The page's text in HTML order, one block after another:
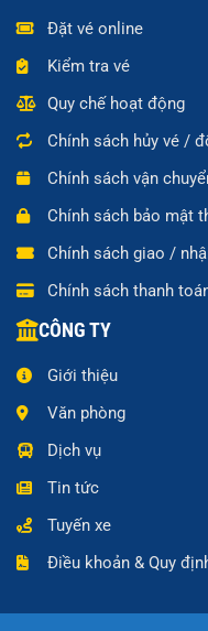
Đặt vé online
Kiểm tra vé
Quy chế hoạt động
Chính sách hủy vé /
Chính sách vận
Chính sách bảo mật
Chính sách giao /
Chính sách thanh
CÔNG TY
Giới thiệu
Văn phòng
Dịch vụ
Tin tức
Tuyến xe
Điều khoản & Quy